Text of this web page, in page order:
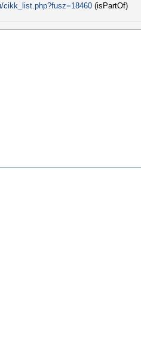
cikk_list.php?fusz=18460(isPartOf)